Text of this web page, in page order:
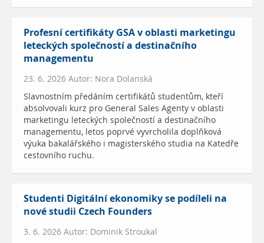
Profesní certifikáty GSA v oblasti marketingu
leteckých společností a destinačního
managementu
23. 6. 2026 Autor: Nora Dolanská
Slavnostním předáním certifikátů studentům, kteří
absolvovali kurz pro General Sales Agenty v oblasti
marketingu leteckých společností a destinačního
managementu, letos poprvé vyvrcholila doplňková
výuka bakalářského i magisterského studia na Katedře
cestovního ruchu.
Studenti Digitální ekonomiky se podíleli na
nové studii Czech Founders
3. 6. 2026 Autor: Dominik Stroukal